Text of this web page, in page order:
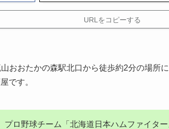
URLをコピーする
山おおたかの森駅北口から徒歩約2分の場所
です。
プロ野球チーム「北海道日本ハムファイタ